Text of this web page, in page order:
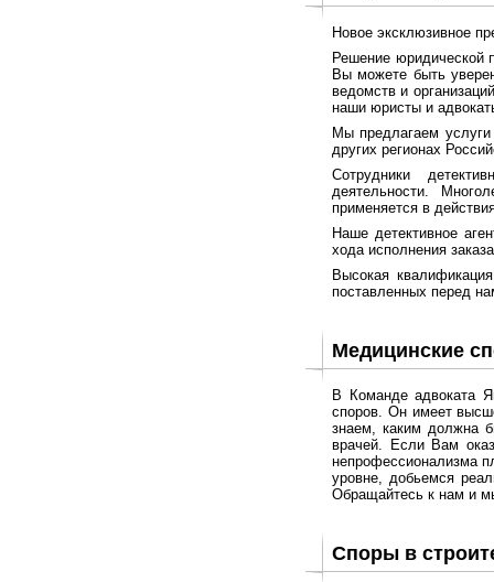
Новое эксклюзивное
Решение юридической
Вы можете быть
ведомств и
наши юристы и
Мы предлагаем
других регионах
Сотрудники
деятельности.
применяется в
Наше детективное
хода исполнения
Высокая
поставленных перед
Медицинские
В Команде адвоката
споров. Он имеет
знаем, каким должна
врачей. Если Вам
непрофессионализма
уровне, добьемся
Обращайтесь к нам и
Споры в